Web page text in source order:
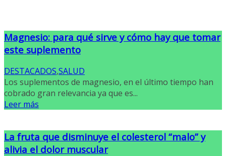
Magnesio: para qué sirve y cómo hay que tomar
este suplemento
DESTACADOS,SALUD
Los suplementos de magnesio, en el último tiempo han
cobrado gran relevancia ya que es...
Leer más
La fruta que disminuye el colesterol “malo” y
alivia el dolor muscular